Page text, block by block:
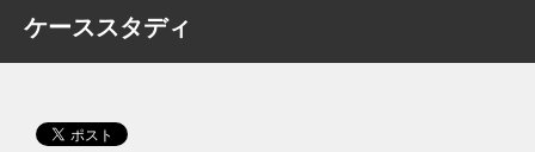
ケーススタディ